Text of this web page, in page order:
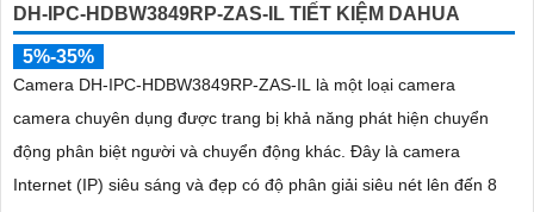
DH-IPC-HDBW3849RP-ZAS-IL TIẾT KIỆM DAHUA
5%-35%
Camera DH-IPC-HDBW3849RP-ZAS-IL là một loại camera
camera chuyên dụng được trang bị khả năng phát hiện chuyển
động phân biệt người và chuyển động khác. Đây là camera
Internet (IP) siêu sáng và đẹp có độ phân giải siêu nét lên đến 8